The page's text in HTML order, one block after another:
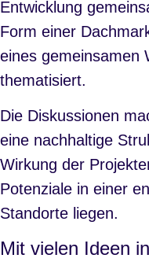
Entwicklung
Form einer
eines gemeinsamen
thematisiert.
Die Diskussionen
eine nachhaltige
Wirkung der
Potenziale in einer
Standorte liegen.
Mit vielen Ideen